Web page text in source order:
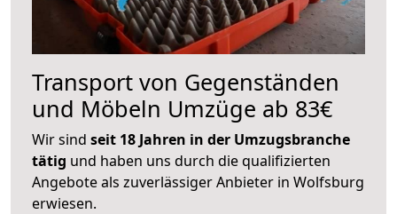
Transport von Gegenständen
und Möbeln Umzüge ab 83€
Wir sind seit 18 Jahren in der Umzugsbranche
tätig und haben uns durch die qualifizierten
Angebote als zuverlässiger Anbieter in Wolfsburg
erwiesen.